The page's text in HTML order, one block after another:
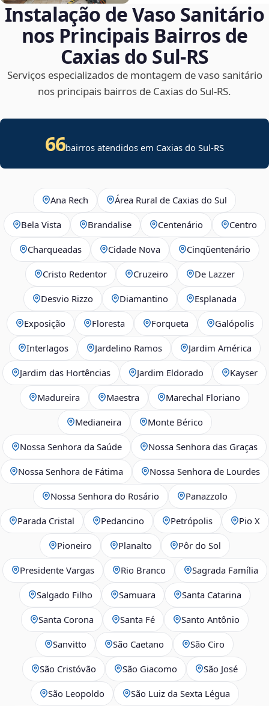
Instalação de Vaso Sanitário
nos Principais Bairros de
Caxias do Sul‑RS
Serviços especializados de montagem de vaso sanitário
nos principais bairros de Caxias do Sul‑RS.
66bairros atendidos em Caxias do Sul-RS
Ana Rech Área Rural de Caxias do Sul
Bela Vista Brandalise Centenário Centro
Charqueadas Cidade Nova Cinqüentenário
Cristo Redentor Cruzeiro De Lazzer
Desvio Rizzo Diamantino Esplanada
Exposição Floresta Forqueta Galópolis
Interlagos Jardelino Ramos Jardim América
Jardim das Hortências Jardim Eldorado Kayser
Madureira Maestra Marechal Floriano
Medianeira Monte Bérico
Nossa Senhora da Saúde Nossa Senhora das Graças
Nossa Senhora de Fátima Nossa Senhora de Lourdes
Nossa Senhora do Rosário Panazzolo
Parada Cristal Pedancino Petrópolis Pio X
Pioneiro Planalto Pôr do Sol
Presidente Vargas Rio Branco Sagrada Família
Salgado Filho Samuara Santa Catarina
Santa Corona Santa Fé Santo Antônio
Sanvitto São Caetano São Ciro
São Cristóvão São Giacomo São José
São Leopoldo São Luiz da Sexta Légua